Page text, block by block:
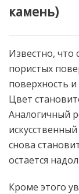
камень)
Известно, что
пористых
поверхность
Цвет
Аналогичный
снова
остается
Кроме этого